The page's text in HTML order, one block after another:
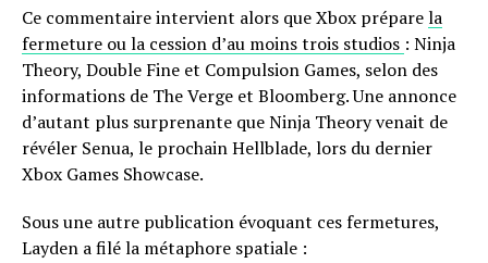
Ce commentaire intervient alors que Xbox préparela
fermeture ou la cession d’au moins trois studios : Ninja
Theory, Double Fine et Compulsion Games, selon des
informations de The Verge et Bloomberg. Une annonce
d’autant plus surprenante que Ninja Theory venait de
révéler Senua, le prochain Hellblade, lors du dernier
Xbox Games Showcase.
Sous une autre publication évoquant ces fermetures,
Layden a filé la métaphore spatiale :